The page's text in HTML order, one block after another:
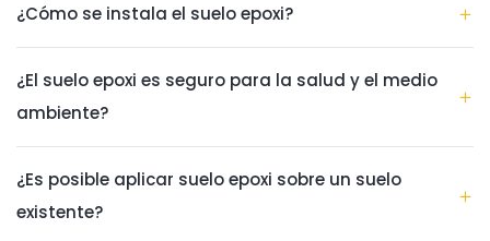
¿Cómo se instala el suelo epoxi?
¿El suelo epoxi es seguro para la salud y el medio
ambiente?
¿Es posible aplicar suelo epoxi sobre un suelo
existente?